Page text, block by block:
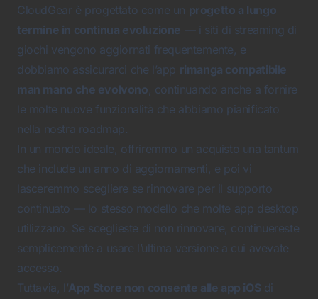
CloudGear è progettato come un progetto a lungo
termine in continua evoluzione — i siti di streaming di
giochi vengono aggiornati frequentemente, e
dobbiamo assicurarci che l’app rimanga compatibile
man mano che evolvono , continuando anche a fornire
le molte nuove funzionalità che abbiamo pianificato
nella nostra roadmap.
In un mondo ideale, offriremmo un acquisto una tantum
che include un anno di aggiornamenti, e poi vi
lasceremmo scegliere se rinnovare per il supporto
continuato — lo stesso modello che molte app desktop
utilizzano. Se sceglieste di non rinnovare, continuereste
semplicemente a usare l’ultima versione a cui avevate
accesso.
Tuttavia, l’App Store non consente alle app iOSdi